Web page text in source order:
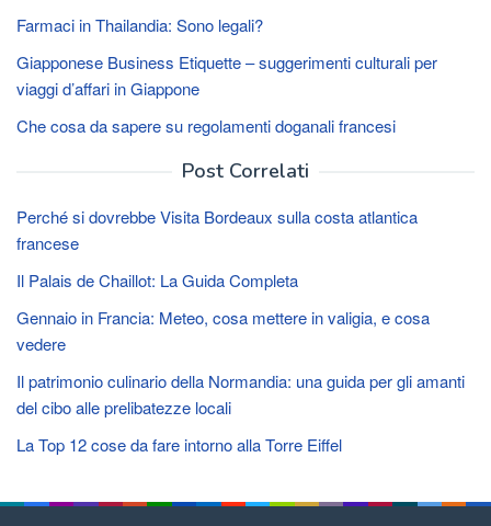
Farmaci in Thailandia: Sono legali?
Giapponese Business Etiquette – suggerimenti culturali per
viaggi d’affari in Giappone
Che cosa da sapere su regolamenti doganali francesi
Post Correlati
Perché si dovrebbe Visita Bordeaux sulla costa atlantica
francese
Il Palais de Chaillot: La Guida Completa
Gennaio in Francia: Meteo, cosa mettere in valigia, e cosa
vedere
Il patrimonio culinario della Normandia: una guida per gli amanti
del cibo alle prelibatezze locali
La Top 12 cose da fare intorno alla Torre Eiffel